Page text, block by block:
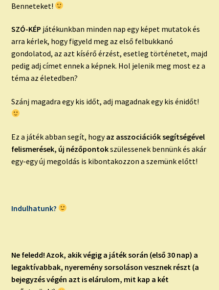
Benneteket!
SZÓ-KÉP játékunkban minden nap egy képet mutatok és
arra kérlek, hogy figyeld meg az első felbukkanó
gondolatod, az azt kísérő érzést, esetleg történetet, majd
pedig adj címet ennek a képnek. Hol jelenik meg most ez a
téma az életedben?
Szánj magadra egy kis időt, adj magadnak egy kis énidőt!
Ez a játék abban segít, hogyaz asszociációk segítségével
felismerések, új nézőpontokszülessenek bennünk és akár
egy-egy új megoldás is kibontakozzon a szemünk előtt!
Indulhatunk?
Ne feledd! Azok, akik végig a játék során (első 30 nap) a
legaktívabbak, nyeremény sorsoláson vesznek részt (a
bejegyzés végén azt is elárulom, mit kap a két